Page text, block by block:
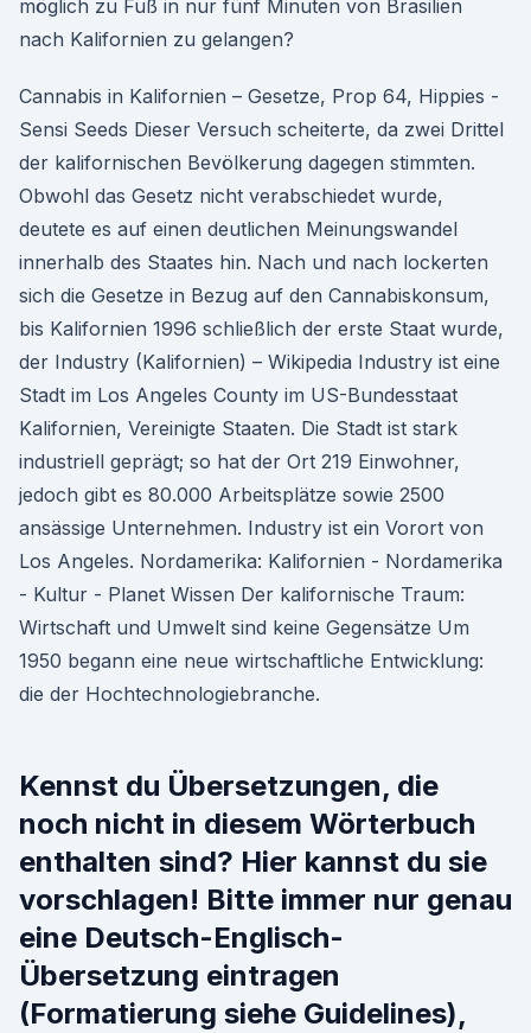
möglich zu Fuß in nur fünf Minuten von Brasilien
nach Kalifornien zu gelangen?
Cannabis in Kalifornien – Gesetze, Prop 64, Hippies -
Sensi Seeds Dieser Versuch scheiterte, da zwei Drittel
der kalifornischen Bevölkerung dagegen stimmten.
Obwohl das Gesetz nicht verabschiedet wurde,
deutete es auf einen deutlichen Meinungswandel
innerhalb des Staates hin. Nach und nach lockerten
sich die Gesetze in Bezug auf den Cannabiskonsum,
bis Kalifornien 1996 schließlich der erste Staat wurde,
der Industry (Kalifornien) – Wikipedia Industry ist eine
Stadt im Los Angeles County im US-Bundesstaat
Kalifornien, Vereinigte Staaten. Die Stadt ist stark
industriell geprägt; so hat der Ort 219 Einwohner,
jedoch gibt es 80.000 Arbeitsplätze sowie 2500
ansässige Unternehmen. Industry ist ein Vorort von
Los Angeles. Nordamerika: Kalifornien - Nordamerika
- Kultur - Planet Wissen Der kalifornische Traum:
Wirtschaft und Umwelt sind keine Gegensätze Um
1950 begann eine neue wirtschaftliche Entwicklung:
die der Hochtechnologiebranche.
Kennst du Übersetzungen, die
noch nicht in diesem Wörterbuch
enthalten sind? Hier kannst du sie
vorschlagen! Bitte immer nur genau
eine Deutsch-Englisch-
Übersetzung eintragen
(Formatierung siehe Guidelines),